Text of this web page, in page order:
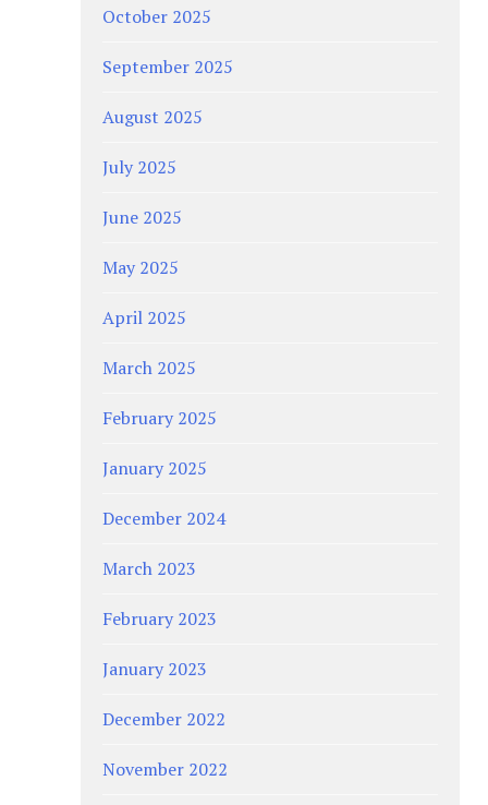
October 2025
September 2025
August 2025
July 2025
June 2025
May 2025
April 2025
March 2025
February 2025
January 2025
December 2024
March 2023
February 2023
January 2023
December 2022
November 2022